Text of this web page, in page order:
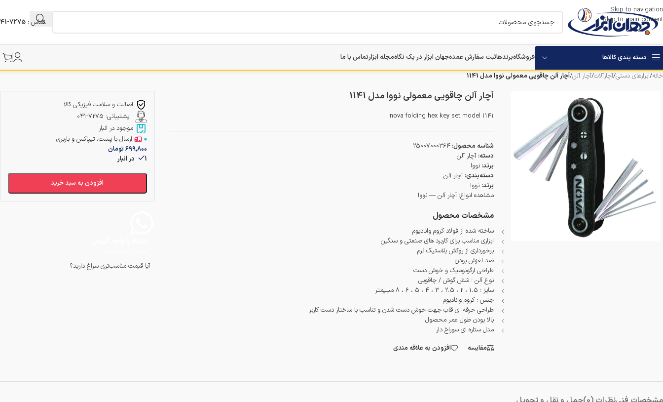
Skip to navigation
Skip to main content
تماس : 7275-041
دسته بندی کالاها
دستگاه های تخریب
دستگاه های سوراخکاری
دستگاه ویبراتور بتن
فروشگاهبرندهاثبت سفارش عمدهجهان ابزار در یک نگاهمجله ابزارتماس با ما
خانه/ابزارهای دستی/آچارآلات/آچار آلن/آچار آلن چاقویی معمولی نووا مدل 1141
آچار آلن چاقویی معمولی نووا مدل 1141
nova folding hex key set model 1141
شناسه محصول:25007000364
دسته: آچار آلن
برند:نووا
دسته‌بندی: آچار آلن
برند: نووا
مشاهده انواع:آچار آلن — نووا
مشخصات محصول
ساخته شده از فولاد کروم وانادیوم
ابزاری مناسب برای کاربرد های صنعتی و سنگین
برخورداری از روکش پلاستیک نرم
ضد لغزش بودن
طراحی ارگونومیک و خوش دست
نوع آلن : شش گوش / چاقویی
سایز : 1.5 ، 2 ، 2.5 ، 3 ، 4 ، 5 ، 6 ، 8 میلیمتر
جنس : کروم وانادیوم
طراحی حرفه ای قاب جهت خوش دست شدن و تناسب با ساختار دست کاربر
بالا بودن طول عمر محصول
مدل ستاره ای سوراخ دار
مقایسه
افزودن به علاقه مندی
اصالت و سلامت فیزیکی کالا
پشتیبانی: 7275-041
موجود در انبار
ارسال با پست، تیپاکس و باربری
۶۹۹,۸۰۰تومان
1 در انبار
افزودن به سبد خرید
آیا قیمت مناسب‌تری سراغ دارید؟